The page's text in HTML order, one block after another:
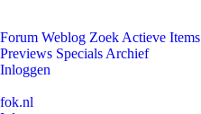
Forum Weblog Zoek Actieve Items
Previews Specials Archief
Inloggen
fok.nl